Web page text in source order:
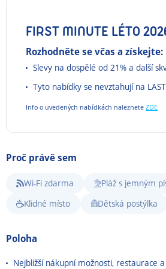
FIRST MINUTE LÉTO
Rozhodněte se včas a získejte:
Slevy na dospělé od 21% a další
Tyto nabídky se nevztahují na
Info o uvedených nabídkách naleznete ZDE
Proč právě sem
Wi-Fi zdarma
Pláž s jemným
Klidné místo
Dětská postýlka
Poloha
Nejbližší nákupní možnosti, restaurace